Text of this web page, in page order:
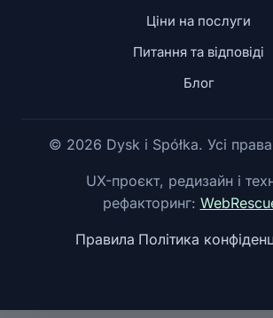
Ціни на послуги
Питання та відповіді
Блог
© 2026 Dysk i Spółka. Усі
UX-проєкт, редизайн і
рефакторинг:
Правила Політика